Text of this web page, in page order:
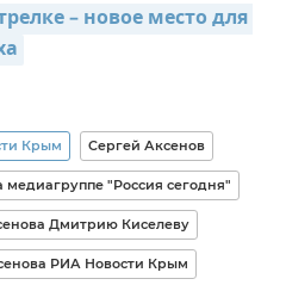
– новое место для
Крым Сергей Аксенов
"Россия сегодня"
Дмитрию Киселеву
РИА Новости Крым